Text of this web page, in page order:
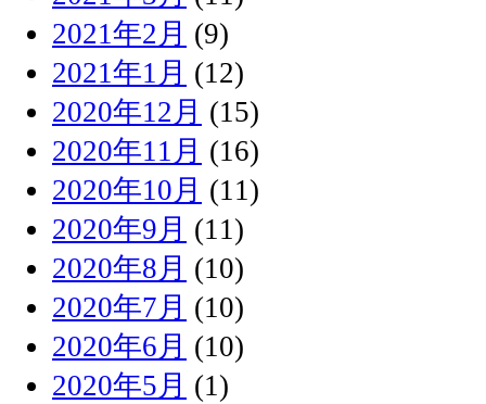
2021年2月 (9)
2021年1月 (12)
2020年12月 (15)
2020年11月 (16)
2020年10月 (11)
2020年9月 (11)
2020年8月 (10)
2020年7月 (10)
2020年6月 (10)
2020年5月 (1)